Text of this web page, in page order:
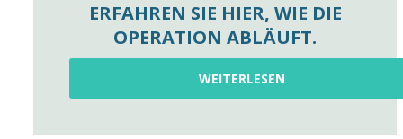
ERFAHREN SIE HIER, WIE DIE
OPERATION ABLÄUFT.
WEITERLESEN